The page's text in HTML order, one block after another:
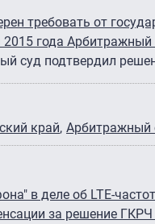
требовать от
2015 года
суд подтвердил
край Арбитражный
в деле об LTE-
за решение ГКРЧ